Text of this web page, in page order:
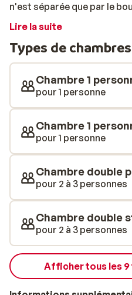
n'est séparée que par le
accéder facilement et
sein de l'hôtel, qui
Les enfants s'amuseront
l'eau, pendant que vous
débordement offrant une
Vous séjournerez dans
confortables. Elles sont
entièrement équipées.
décoration élégante et
vous régalerez avec la
restaurants, vous aurez un
tous les goûts! Bon séjour!
Lire la suite
Types de chambres
Chambre 1
pour 1 personne
Chambre 1
pour 1 personne
Chambre double
pour 2 à 3 personnes
Chambre double
pour 2 à 3 personnes
Afficher tous les 9